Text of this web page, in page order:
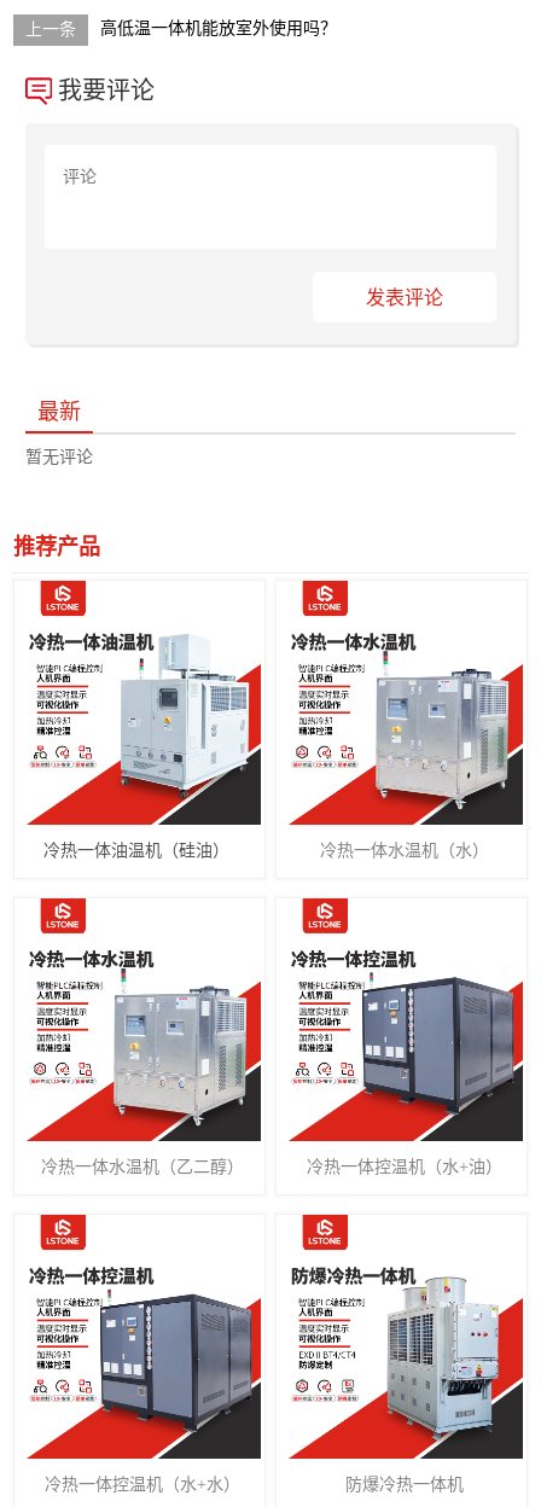
高低温一体机能放室外使用吗？
我要评论
发表评论
最新
暂无评论
推荐产品
冷热一体油温机（硅油） 冷热一体水温机（水）
冷热一体水温机（乙二醇） 冷热一体控温机（水+油）
冷热一体控温机（水+水） 防爆冷热一体机